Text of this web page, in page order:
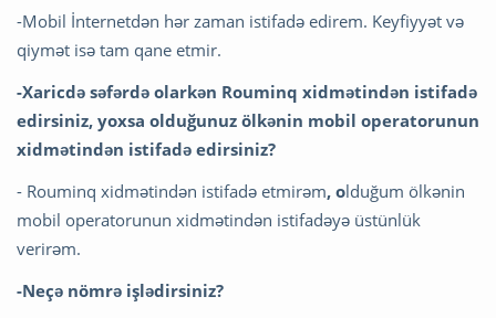
-Mobil İnternetdən hər zaman istifadə edirem. Keyfiyyət və
qiymət isə tam qane etmir.
-Xaricdə səfərdə olarkən Rouminq xidmətindən istifadə
edirsiniz, yoxsa olduğunuz ölkənin mobil operatorunun
xidmətindən istifadə edirsiniz?
- Rouminq xidmətindən istifadə etmirəm, olduğum ölkənin
mobil operatorunun xidmətindən istifadəyə üstünlük
verirəm.
-Neçə nömrə işlədirsiniz?